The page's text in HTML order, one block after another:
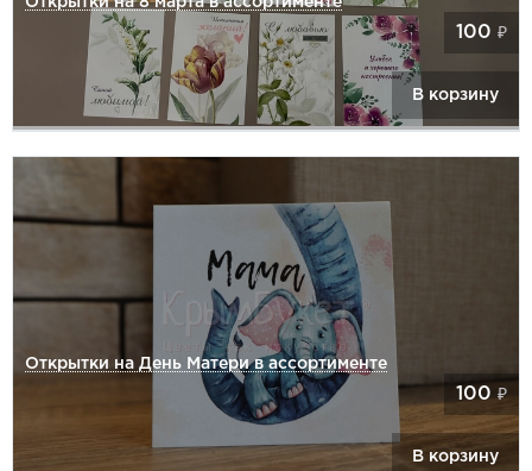
100 ₽
В корзину
Открытки на День Матери в ассортименте
100 ₽
В корзину